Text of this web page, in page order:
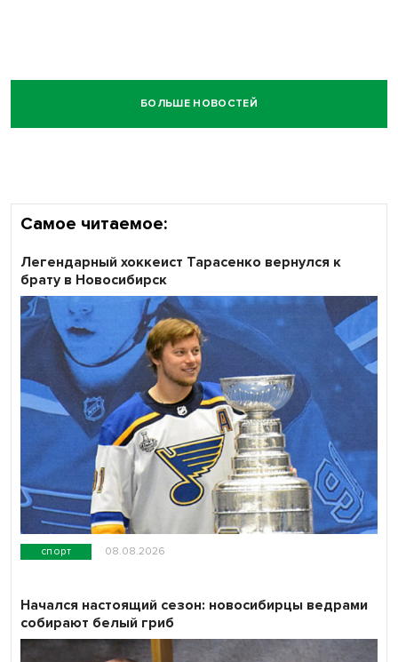
БОЛЬШЕ НОВОСТЕЙ
Самое читаемое:
спорт 08.08.2026
Легендарный хоккеист Тарасенко вернулся к
брату в Новосибирск
Начался настоящий сезон: новосибирцы ведрами
собирают белый гриб